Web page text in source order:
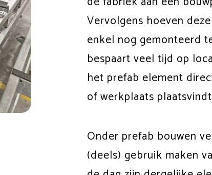
Vervolgens hoeven
enkel nog gemonteerd
bespaart veel tijd op
het prefab element
of werkplaats
Onder prefab bouwen
(deels) gebruik maken